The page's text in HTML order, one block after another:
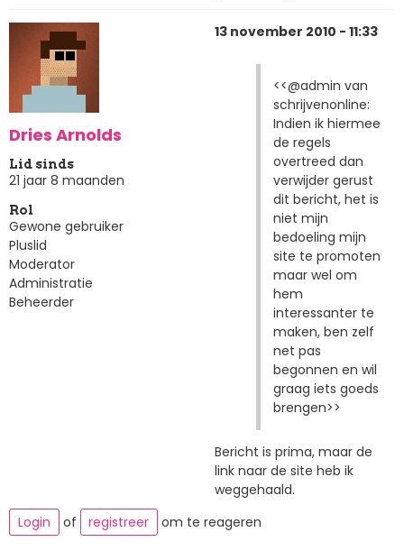
Dries Arnolds
Lid sinds
21 jaar 8 maanden
Rol
Gewone gebruiker
Pluslid
Moderator
Administratie
Beheerder
13 november 2010 - 11:33
<<@admin van
schrijvenonline:
Indien ik hiermee
de regels
overtreed dan
verwijder gerust
dit bericht, het is
niet mijn
bedoeling mijn
site te promoten
maar wel om
hem
interessanter te
maken, ben zelf
net pas
begonnen en wil
graag iets goeds
brengen>>
Bericht is prima, maar de
link naar de site heb ik
weggehaald.
Login
of registreer om te reageren